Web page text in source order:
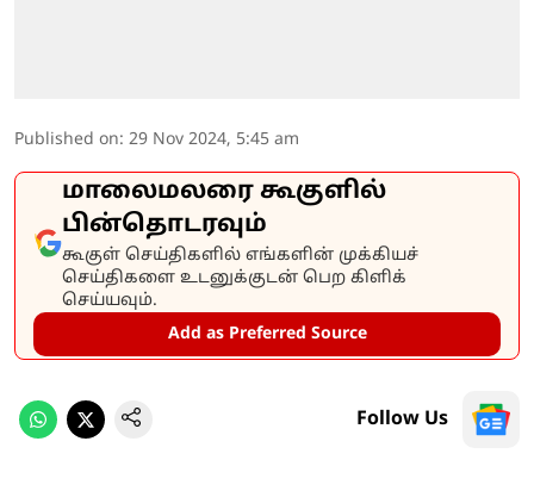
Published on: 29 Nov 2024, 5:45 am
மாலைமலரை கூகுளில்
பின்தொடரவும்
கூகுள் செய்திகளில் எங்களின் முக்கியச்
செய்திகளை உடனுக்குடன் பெற கிளிக்
செய்யவும்.
Add as Preferred Source
Follow Us